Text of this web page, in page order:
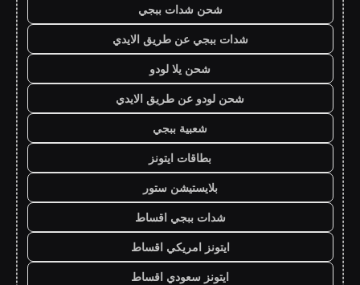
شحن شدات ببجي
شدات ببجي عن طريق الايدي
شحن يلا لودو
شحن لودو عن طريق الايدي
شعبية ببجي
بطاقات ايتونز
بلايستيشن ستور
شدات ببجي اقساط
ايتونز امريكي اقساط
ايتونز سعودي اقساط